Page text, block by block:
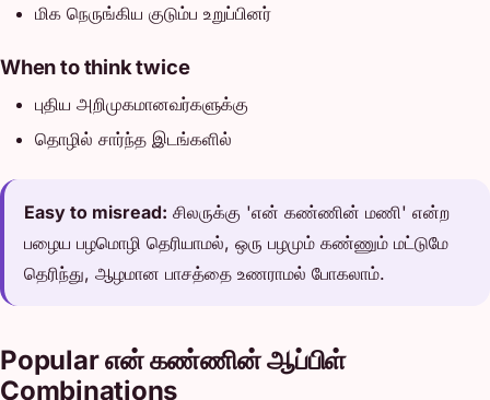
மிக நெருங்கிய குடும்ப உறுப்பினர்
When to think twice
புதிய அறிமுகமானவர்களுக்கு
தொழில் சார்ந்த இடங்களில்
Easy to misread: சிலருக்கு 'என் கண்ணின் மணி' என்ற
பழைய பழமொழி தெரியாமல், ஒரு பழமும் கண்ணும் மட்டுமே
தெரிந்து, ஆழமான பாசத்தை உணராமல் போகலாம்.
Popular என் கண்ணின் ஆப்பிள்
Combinations